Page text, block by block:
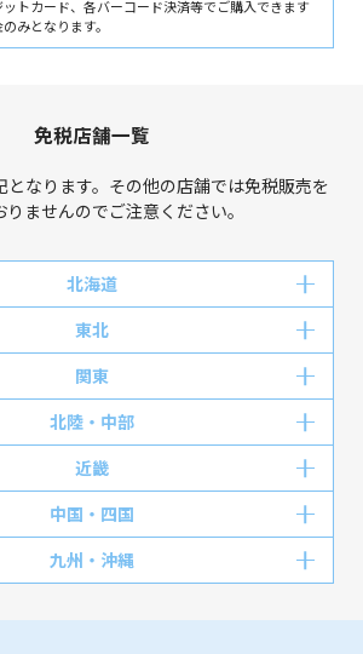
トカード、各バーコード決済等でご購入できます
みとなります。
免税店舗一覧
となります。その他の店舗では免税販売を
りませんのでご注意ください。
北海道
東北
関東
北陸・中部
近畿
中国・四国
九州・沖縄